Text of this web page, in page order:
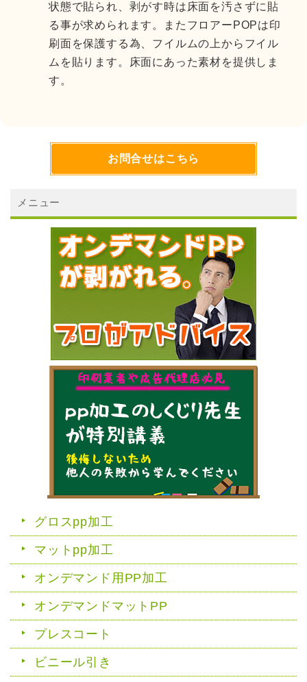
状態で貼られ、剥がす時は床面を汚さずに貼
る事が求められます。またフロアーPOPは印
刷面を保護する為、フイルムの上からフイル
ムを貼ります。床面にあった素材を提供しま
す。
お問合せはこちら
メニュー
グロスpp加工
マットpp加工
オンデマンド用PP加工
オンデマンドマットPP
プレスコート
ビニール引き